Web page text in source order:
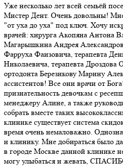
Уже несколько лет всей семьёй
Мистер Дент. Очень довольны!
"от уха до уха" под ключ. Хочу
врачей: хирурга Акопяна Антона
Магарышкина Андрея
Фарруха Фаизовича, терапевта
Николаевича, терапевта Дроздова
ортодонта Березикову Марину
ассистентов! Все они врачи от
признательность девочкам с
менеджеру Алине, а также
собрать вместе таких
клинике существует система
время очень немаловажно.
и клинику. Мне добираться было
в городе Москве данной клинике
могу улыбаться и жевать,